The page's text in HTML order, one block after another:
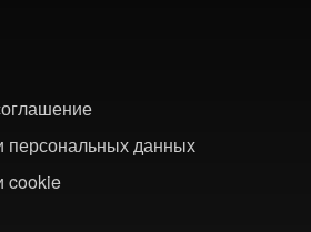
персональных данных
cookie